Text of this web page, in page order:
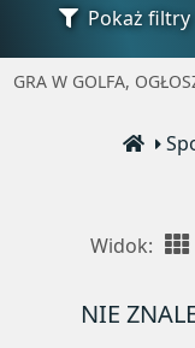
Pokaż filtry
GRA W GOLFA,
Widok:
NIE